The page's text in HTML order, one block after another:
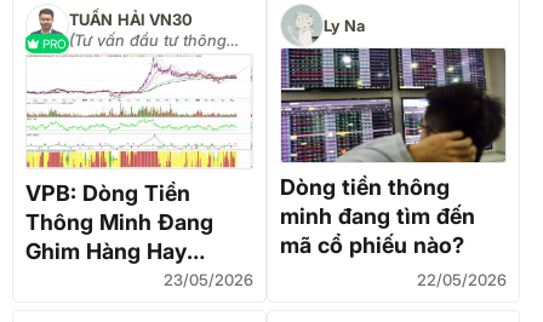
chuyển
PRO
TUẤN HẢI VN30
(Tư vấn đầu tư thông
minh)
VPB: Dòng Tiền
Thông Minh Đang
Ghim Hàng Hay
"Bẫy" Tích Lũy?23/05/2026
Ly Na
Dòng tiền thông
minh đang tìm đến
mã cổ phiếu nào?
22/05/2026